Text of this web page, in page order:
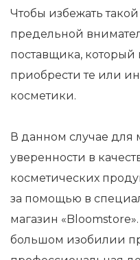
Чтобы избежать
предельной
поставщика, который
приобрести те или
косметики.
В данном случае для
уверенности в
косметических
за помощью в
магазин
большом изобилии